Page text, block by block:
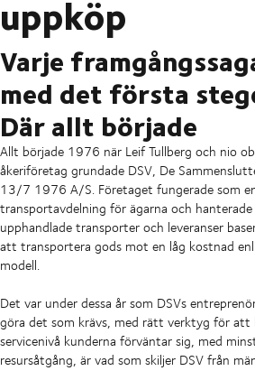
uppköp
Varje
med det första
Där allt började
Allt började 1976 när Leif Tullberg och nio
åkeriföretag grundade DSV, De
13/7 1976 A/S. Företaget fungerade som
transportavdelning för ägarna och
upphandlade transporter och leveranser
att transportera gods mot en låg kostnad
modell.
Det var under dessa år som DSVs
göra det som krävs, med rätt verktyg för att
servicenivå kunderna förväntar sig, med
resursåtgång, är vad som skiljer DSV från